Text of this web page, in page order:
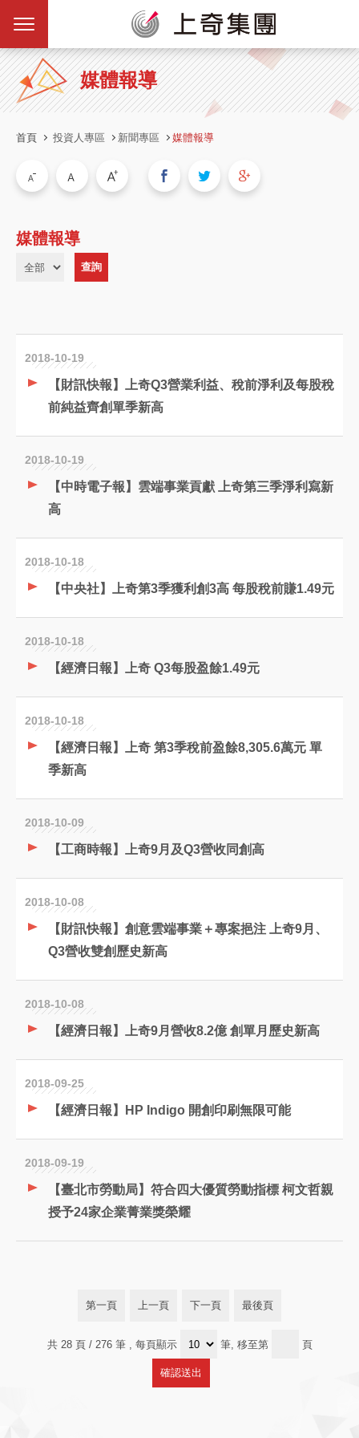
媒體報導
首頁 投資人專區 新聞專區 媒體報導
媒體報導
2018-10-19
【財訊快報】上奇Q3營業利益、稅前淨利及每股稅
前純益齊創單季新高
2018-10-19
【中時電子報】雲端事業貢獻 上奇第三季淨利寫新
高
2018-10-18
【中央社】上奇第3季獲利創3高 每股稅前賺1.49元
2018-10-18
【經濟日報】上奇 Q3每股盈餘1.49元
2018-10-18
【經濟日報】上奇 第3季稅前盈餘8,305.6萬元 單
季新高
2018-10-09
【工商時報】上奇9月及Q3營收同創高
2018-10-08
【財訊快報】創意雲端事業＋專案挹注 上奇9月、
Q3營收雙創歷史新高
2018-10-08
【經濟日報】上奇9月營收8.2億 創單月歷史新高
2018-09-25
【經濟日報】HP Indigo 開創印刷無限可能
2018-09-19
【臺北市勞動局】符合四大優質勞動指標 柯文哲親
授予24家企業菁業獎榮耀
第一頁 上一頁 下一頁 最後頁
共 28 頁 / 276 筆 , 每頁顯示 筆, 移至第 頁